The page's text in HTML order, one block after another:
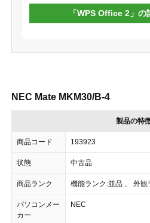
「WPS Office 2」の
NEC Mate MKM30/B-4
製品の特
商品コード 193923
状態 中古品
商品ランク 機能ランク:並品 、 外観
パソコンメー
カー
NEC